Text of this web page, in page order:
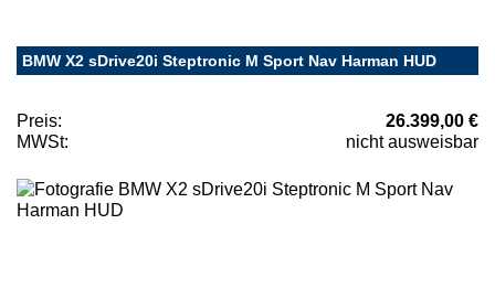
BMW X2 sDrive20i Steptronic M Sport Nav Harman HUD
Preis:
26.399,00 €
MWSt:
nicht ausweisbar